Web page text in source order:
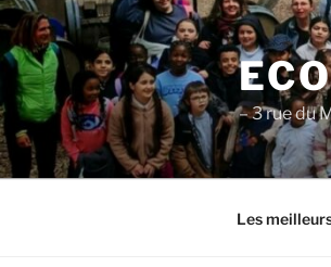
Aller
au
contenu
principal
– 3 rue du
Les